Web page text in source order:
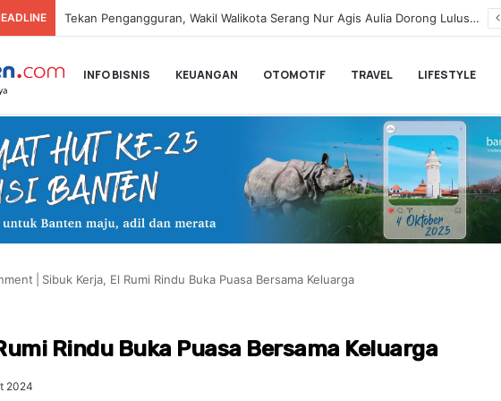
Renny Fonda Ajak IWAPI Banten Perkuat Keimanan dan Sinergi Organisasi Lewat Pengajian Sholehah
INFO BISNIS KEUANGAN OTOMOTIF TRAVEL LIFESTYLE
Sibuk Kerja, El Rumi Rindu Buka Puasa Bersama Keluarga
Rindu Buka Puasa Bersama Keluarga
2024